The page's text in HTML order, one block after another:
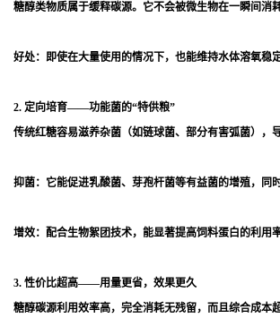
糖醇类物质属于缓释碳源。它不会被微生物在一瞬间消
好处：即使在大量使用的情况下，也能维持水体溶氧稳
2. 定向培育——功能菌的“特供粮”
传统红糖容易滋养杂菌（如链球菌、部分有害弧菌），
抑菌：它能促进乳酸菌、芽孢杆菌等有益菌的增殖，同
增效：配合生物絮团技术，能显著提高饲料蛋白的利用
3. 性价比超高——用量更省，效果更久
糖醇碳源利用效率高，完全消耗无残留，而且综合成本